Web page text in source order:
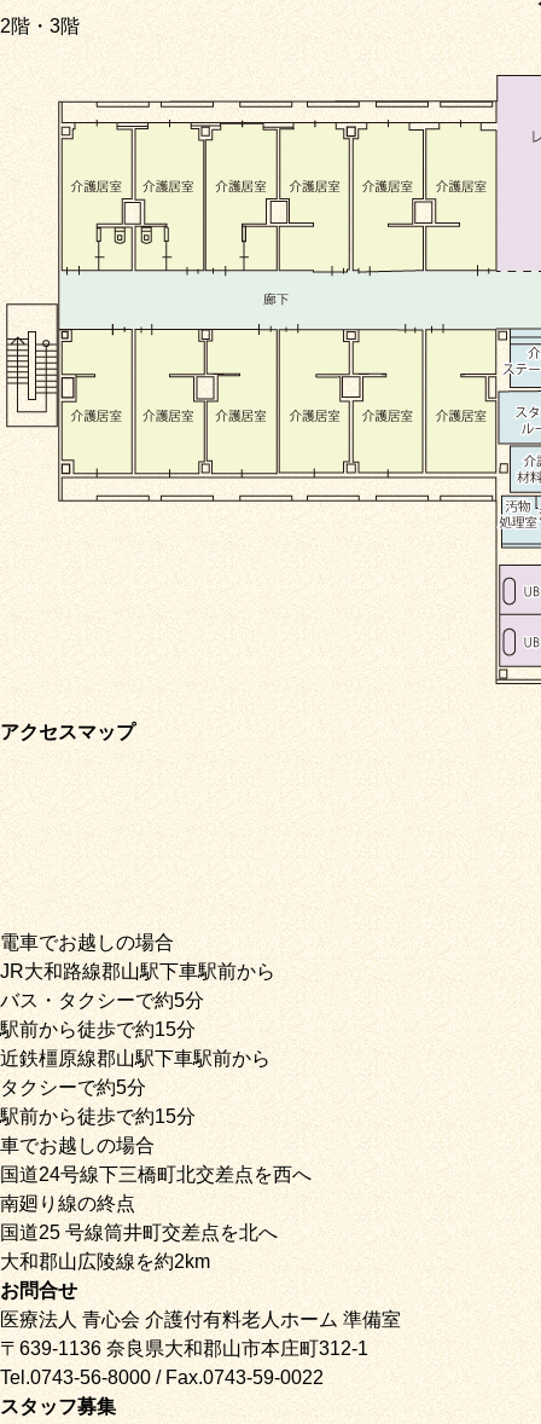
2階・3階
アクセスマップ
電車でお越しの場合
JR大和路線郡山駅下車駅前から
バス・タクシーで約5分
駅前から徒歩で約15分
近鉄橿原線郡山駅下車駅前から
タクシーで約5分
駅前から徒歩で約15分
車でお越しの場合
国道24号線下三橋町北交差点を西へ
南廻り線の終点
国道25 号線筒井町交差点を北へ
大和郡山広陵線を約2km
お問合せ
医療法人 青心会 介護付有料老人ホーム 準備室
〒639-1136 奈良県大和郡山市本庄町312-1
Tel.0743-56-8000 / Fax.0743-59-0022
スタッフ募集